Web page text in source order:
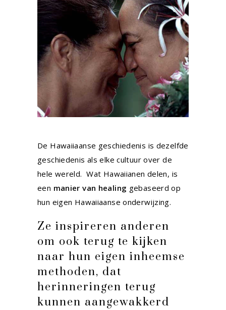
De Hawaiiaanse geschiedenis is dezelfde
geschiedenis als elke cultuur over de
hele wereld. Wat Hawaiianen delen, is
een manier van healing gebaseerd op
hun eigen Hawaiiaanse onderwijzing.
Ze inspireren anderen
om ook terug te kijken
naar hun eigen inheemse
methoden, dat
herinneringen terug
kunnen aangewakkerd